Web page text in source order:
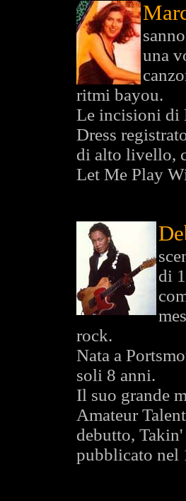
una
ritmi bayou.
Le incisioni di
Dress
di alto livello,
Let Me Play
di
rock.
Nata a
soli 8 anni.
Il suo grande
Amateur
debutto,
pubblicato nel